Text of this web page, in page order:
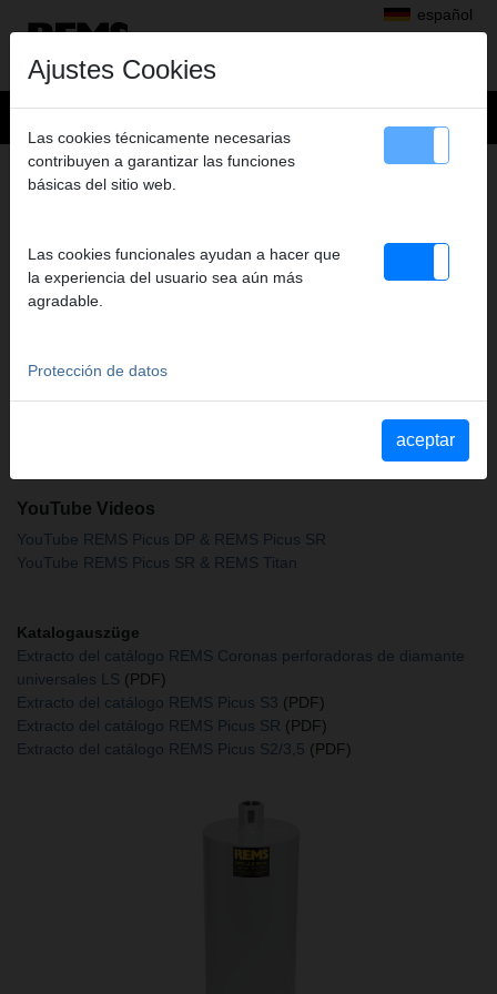
español
Productos>
Perforar con diamante, Rozas en muros con discos diamantados
REMS UDKB LS
182 X 420 X UNC 1 1/4
einsetzbar zum Trocken- und Nassbohren, handgeführt oder mit
Bohrständer. Für viele Materialien, z. B. Beton, Stahlbeton,
Mauerwerk aller Art, Naturstein, Asphalt, Estrich aller Art.
Anschlussgewinde UNC 11/4 innen. Bohrtiefe 420 mm. Im Karton.
YouTube Videos
YouTube REMS Picus DP & REMS Picus SR
YouTube REMS Picus SR & REMS Titan
Katalogauszüge
Extracto del catálogo REMS Coronas perforadoras de diamante
universales LS (PDF)
Extracto del catálogo REMS Picus S3 (PDF)
Extracto del catálogo REMS Picus SR (PDF)
Extracto del catálogo REMS Picus S2/3,5 (PDF)
Ajustes Cookies
Las cookies técnicamente necesarias
contribuyen a garantizar las funciones
básicas del sitio web.
Las cookies funcionales ayudan a hacer que
la experiencia del usuario sea aún más
agradable.
Protección de datos
aceptar